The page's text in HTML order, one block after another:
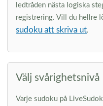
ledtråden nästa logiska
registrering. Vill du hellre
sudoku att skriva ut.
Välj svårighetsnivå
Varje sudoku på